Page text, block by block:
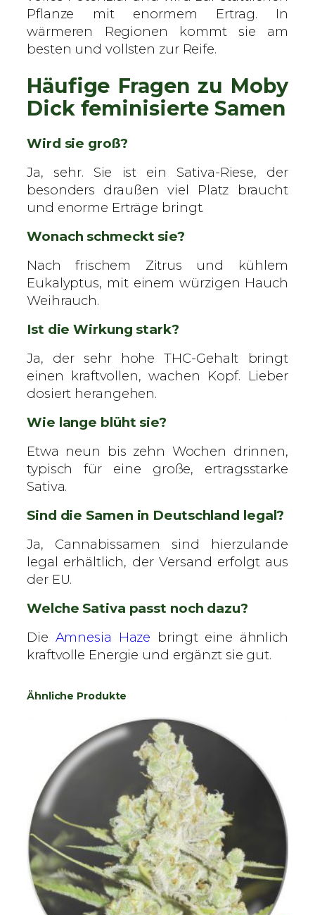
Pflanze mit enormem Ertrag. In
wärmeren Regionen kommt sie am
besten und vollsten zur Reife.
Häufige Fragen zu Moby
Dick feminisierte Samen
Wird sie groß?
Ja, sehr. Sie ist ein Sativa-Riese, der
besonders draußen viel Platz braucht
und enorme Erträge bringt.
Wonach schmeckt sie?
Nach frischem Zitrus und kühlem
Eukalyptus, mit einem würzigen Hauch
Weihrauch.
Ist die Wirkung stark?
Ja, der sehr hohe THC-Gehalt bringt
einen kraftvollen, wachen Kopf. Lieber
dosiert herangehen.
Wie lange blüht sie?
Etwa neun bis zehn Wochen drinnen,
typisch für eine große, ertragsstarke
Sativa.
Sind die Samen in Deutschland legal?
Ja, Cannabissamen sind hierzulande
legal erhältlich, der Versand erfolgt aus
der EU.
Welche Sativa passt noch dazu?
Die Amnesia Haze bringt eine ähnlich
kraftvolle Energie und ergänzt sie gut.
Ähnliche Produkte